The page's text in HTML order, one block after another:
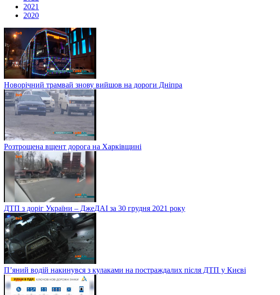
2021
2020
Новорічний трамвай знову вийшов на дороги Дніпра
Розтрощена вщент дорога на Харківщині
ДТП з доріг України – ДжеДАІ за 30 грудня 2021 року
П’яний водій накинувся з кулаками на постраждалих після ДТП у Києві